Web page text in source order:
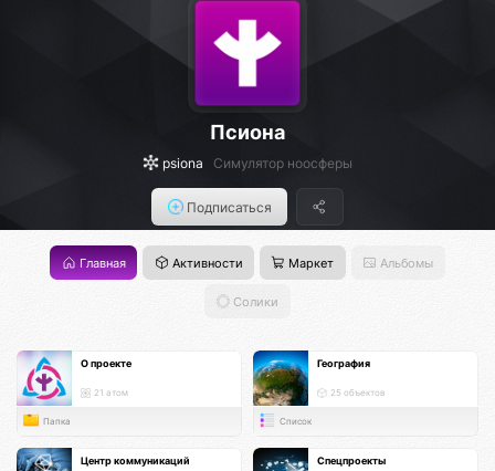
Псиона
psiona Cимулятор ноосферы
Подписаться
Главная Активности Маркет Альбомы
Солики
О проекте
21 атом
Папка
География
25 объектов
Список
Центр коммуникаций Спецпроекты